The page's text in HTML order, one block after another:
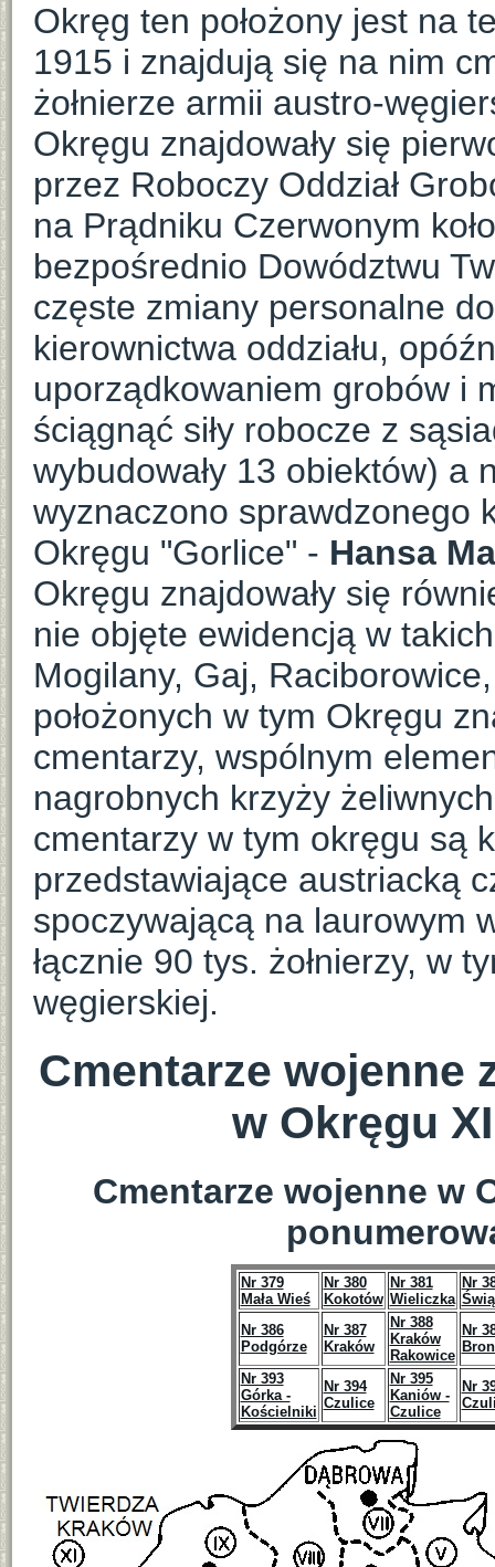
Okręg ten położony jest na
1915 i znajdują się na nim
żołnierze armii austro-
Okręgu znajdowały się
przez Roboczy Oddział
na Prądniku Czerwonym
bezpośrednio Dowództwu
częste zmiany personalne
kierownictwa oddziału,
uporządkowaniem grobów i
ściągnąć siły robocze z
wybudowały 13 obiektów) a
wyznaczono sprawdzonego
Okręgu "Gorlice" - Hansa
Okręgu znajdowały się
nie objęte ewidencją w
Mogilany, Gaj,
położonych w tym Okręgu
cmentarzy, wspólnym
nagrobnych krzyży
cmentarzy w tym okręgu są
przedstawiające austriacką
spoczywającą na laurowym
łącznie 90 tys. żołnierzy, w
węgierskiej.
Cmentarze wojenne
w Okręgu
Cmentarze wojenne w
Nr 379
Mała Wieś
Nr 380
Kokotów
Nr 381
Wieliczka
Nr
Nr 386
Podgórze
Nr 387
Kraków
Nr 388
Kraków
Rakowice
Nr
Nr 393
Górka -
Kościelniki
Nr 394
Czulice
Nr 395
Kaniów -
Czulice
Nr